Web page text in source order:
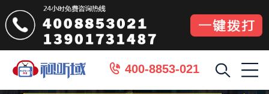
 400-8853-021